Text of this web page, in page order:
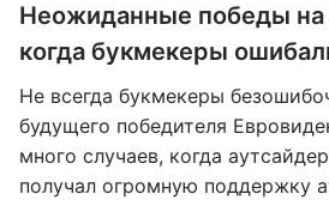
Неожиданные победы на
когда букмекеры
Не всегда букмекеры
будущего победителя
много случаев, когда
получал огромную поддержку